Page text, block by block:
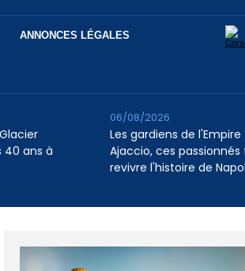
ANNONCES LÉGALES
40 ans à
Les gardiens de l'Empire
Ajaccio, ces
revivre l'histoire de
06/08/2026